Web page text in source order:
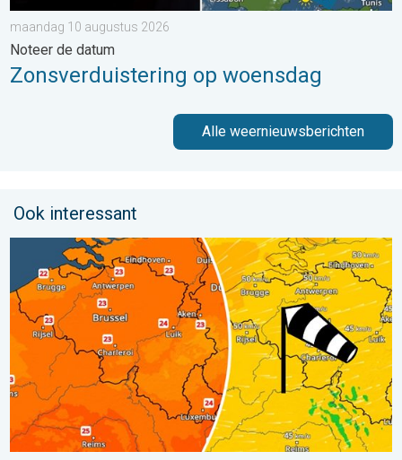
maandag 10 augustus 2026
Noteer de datum
Zonsverduistering op woensdag
Alle weernieuwsberichten
Ook interessant
Koeler weer op komst. Maxima onder 25 graden. . . dinsdag